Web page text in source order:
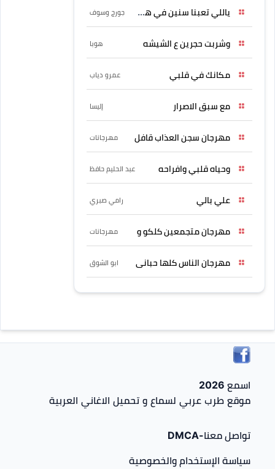
ياللي تعبنا سنين في هواه جورج وسوف
وشربت حجرين ع الشيشه هوبا
مكانك في قلبي عمرو دياب
مع سبق الاصرار إليسا
مهرجان سجن العذاب قافل مهرجانات
وحياه قلبي وافراحه عبد الحليم حافظ
علي بالي رامي صبري
مهرجان متجمعين كلكو و مهرجانات
مهرجان الناس كلها حبانى ابو الشوق
اسمع 2026
موقع طرب عربي لسماع و تحميل الاغاني العربية
تواصل معنا-DMCA
سياسة الإستخدام والخصوصية